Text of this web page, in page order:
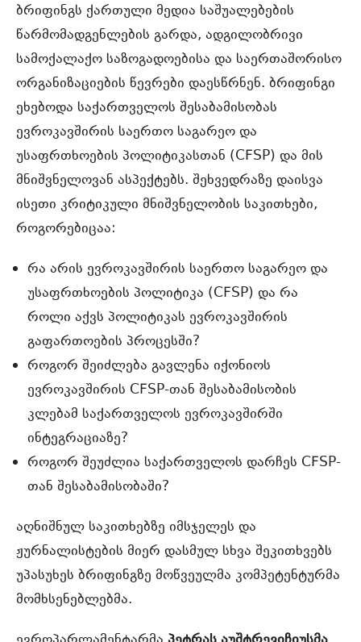
ბრიფინგს ქართული მედია საშუალებების
წარმომადგენლების გარდა, ადგილობრივი
სამოქალაქო საზოგადოებისა და საერთაშორისო
ორგანიზაციების წევრები დაესწრნენ. ბრიფინგი
ეხებოდა საქართველოს შესაბამისობას
ევროკავშირის საერთო საგარეო და
უსაფრთხოების პოლიტიკასთან (CFSP) და მის
მნიშვნელოვან ასპექტებს. შეხვედრაზე დაისვა
ისეთი კრიტიკული მნიშვნელობის საკითხები,
როგორებიცაა:
რა არის ევროკავშირის საერთო საგარეო და
უსაფრთხოების პოლიტიკა (CFSP) და რა
როლი აქვს პოლიტიკას ევროკავშირის
გაფართოების პროცესში?
როგორ შეიძლება გავლენა იქონიოს
ევროკავშირის CFSP-თან შესაბამისობის
კლებამ საქართველოს ევროკავშირში
ინტეგრაციაზე?
როგორ შეუძლია საქართველოს დარჩეს CFSP-
თან შესაბამისობაში?
აღნიშნულ საკითხებზე იმსჯელეს და
ჟურნალისტების მიერ დასმულ სხვა შეკითხვებს
უპასუხეს ბრიფინგზე მოწვეულმა კომპეტენტურმა
მომხსენებლებმა.